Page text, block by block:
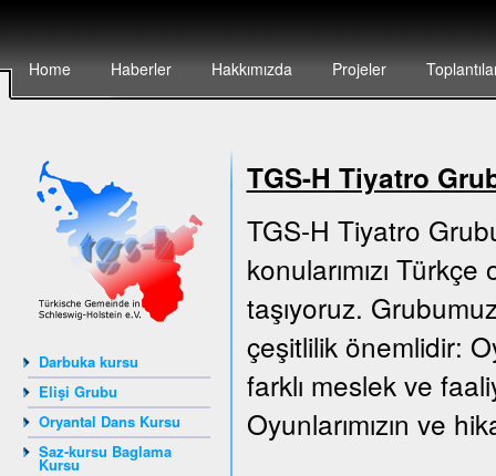
Home Haberler Hakkımızda Projeler
Darbuka kursu
Elişi Grubu
Oryantal Dans Kursu
Saz-kursu Baglama
Kursu
TGS-H Tiyatro
TGS-H Tiyatro
konularımızı
taşıyoruz.
çeşitlilik önemlidir:
farklı meslek ve
Oyunlarımızın ve